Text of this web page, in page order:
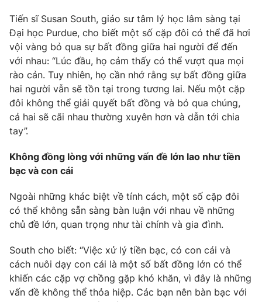
Thế giới đó đây
Câu chuyện quốc tế
Kinh tế
Tài chính
Thị trường
Góc doanh nghiệp
Dữ liệu và đời sống
Truyền hình
Phim VTV
Hậu trường
Nhân vật
Khán giả
Giải sao mai
Giải trí
Âm nhạc
Đời sống
Du lịch
Làm đẹp
Chất lượng cuộc sống
Tuyển sinh
Học trực tuyến
Công nghệ
Hitech Công nghệ tương lai
Sản phẩm
Thị trường
Giao lưu trực tuyến
Lịch phát sóng
Tiến sĩ Susan South, giáo sư tâm lý học lâm sàng tại
Đại học Purdue, cho biết một số cặp đôi có thể đã hơi
vội vàng bỏ qua sự bất đồng giữa hai người để đến
với nhau: “Lúc đầu, họ cảm thấy có thể vượt qua mọi
rào cản. Tuy nhiên, họ cần nhớ rằng sự bất đồng giữa
hai người vẫn sẽ tồn tại trong tương lai. Nếu một cặp
đôi không thể giải quyết bất đồng và bỏ qua chúng,
cả hai sẽ cãi nhau thường xuyên hơn và dẫn tới chia
tay”.
Không đồng lòng với những vấn đề lớn lao như tiền
bạc và con cái
Ngoài những khác biệt về tính cách, một số cặp đôi
có thể không sẵn sàng bàn luận với nhau về những
chủ đề lớn, quan trọng như tài chính và gia đình.
South cho biết: “Việc xử lý tiền bạc, có con cái và
cách nuôi dạy con cái là một số bất đồng lớn có thể
khiến các cặp vợ chồng gặp khó khăn, vì đây là những
vấn đề không thể thỏa hiệp. Các bạn nên bàn bạc với